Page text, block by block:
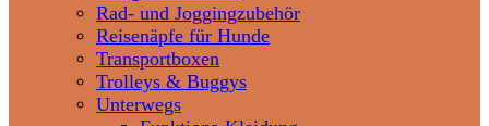
Rad- und Joggingzubehör
Reisenäpfe für Hunde
Transportboxen
Trolleys & Buggys
Unterwegs